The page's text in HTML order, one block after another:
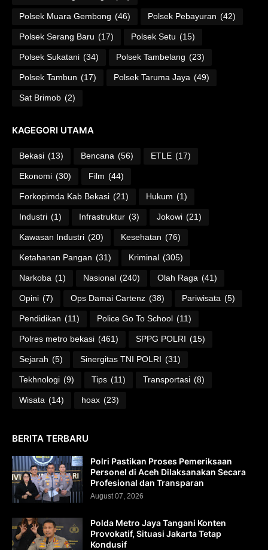
Polsek Muara Gembong (46) Polsek Pebayuran (42)
Polsek Serang Baru (17) Polsek Setu (15)
Polsek Sukatani (34) Polsek Tambelang (23)
Polsek Tambun (17) Polsek Taruma Jaya (49)
Sat Brimob (2)
KAGEGORI UTAMA
Bekasi (13) Bencana (56) ETLE (17)
Ekonomi (30) Film (44)
Forkopimda Kab Bekasi (21) Hukum (1)
Industri (1) Infrastruktur (3) Jokowi (21)
Kawasan Industri (20) Kesehatan (76)
Ketahanan Pangan (31) Kriminal (305)
Narkoba (1) Nasional (240) Olah Raga (41)
Opini (7) Ops Damai Cartenz (38) Pariwisata (5)
Pendidikan (11) Police Go To School (11)
Polres metro bekasi (461) SPPG POLRI (15)
Sejarah (5) Sinergitas TNI POLRI (31)
Tekhnologi (9) Tips (11) Transportasi (8)
Wisata (14) hoax (23)
BERITA TERBARU
Polri Pastikan Proses Pemeriksaan
Personel di Aceh Dilaksanakan Secara
Profesional dan Transparan
August 07, 2026
Polda Metro Jaya Tangani Konten
Provokatif, Situasi Jakarta Tetap
Kondusif